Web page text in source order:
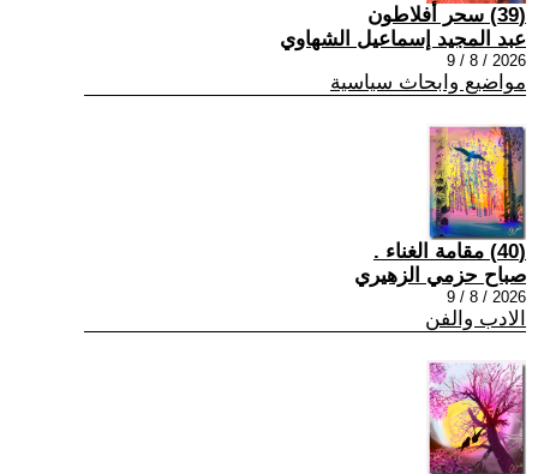
(39) سحر أفلاطون
عبد المجيد إسماعيل الشهاوي
2026 / 8 / 9
مواضيع وابحاث سياسية
(40) مقامة الغناء .
صباح حزمي الزهيري
2026 / 8 / 9
الادب والفن